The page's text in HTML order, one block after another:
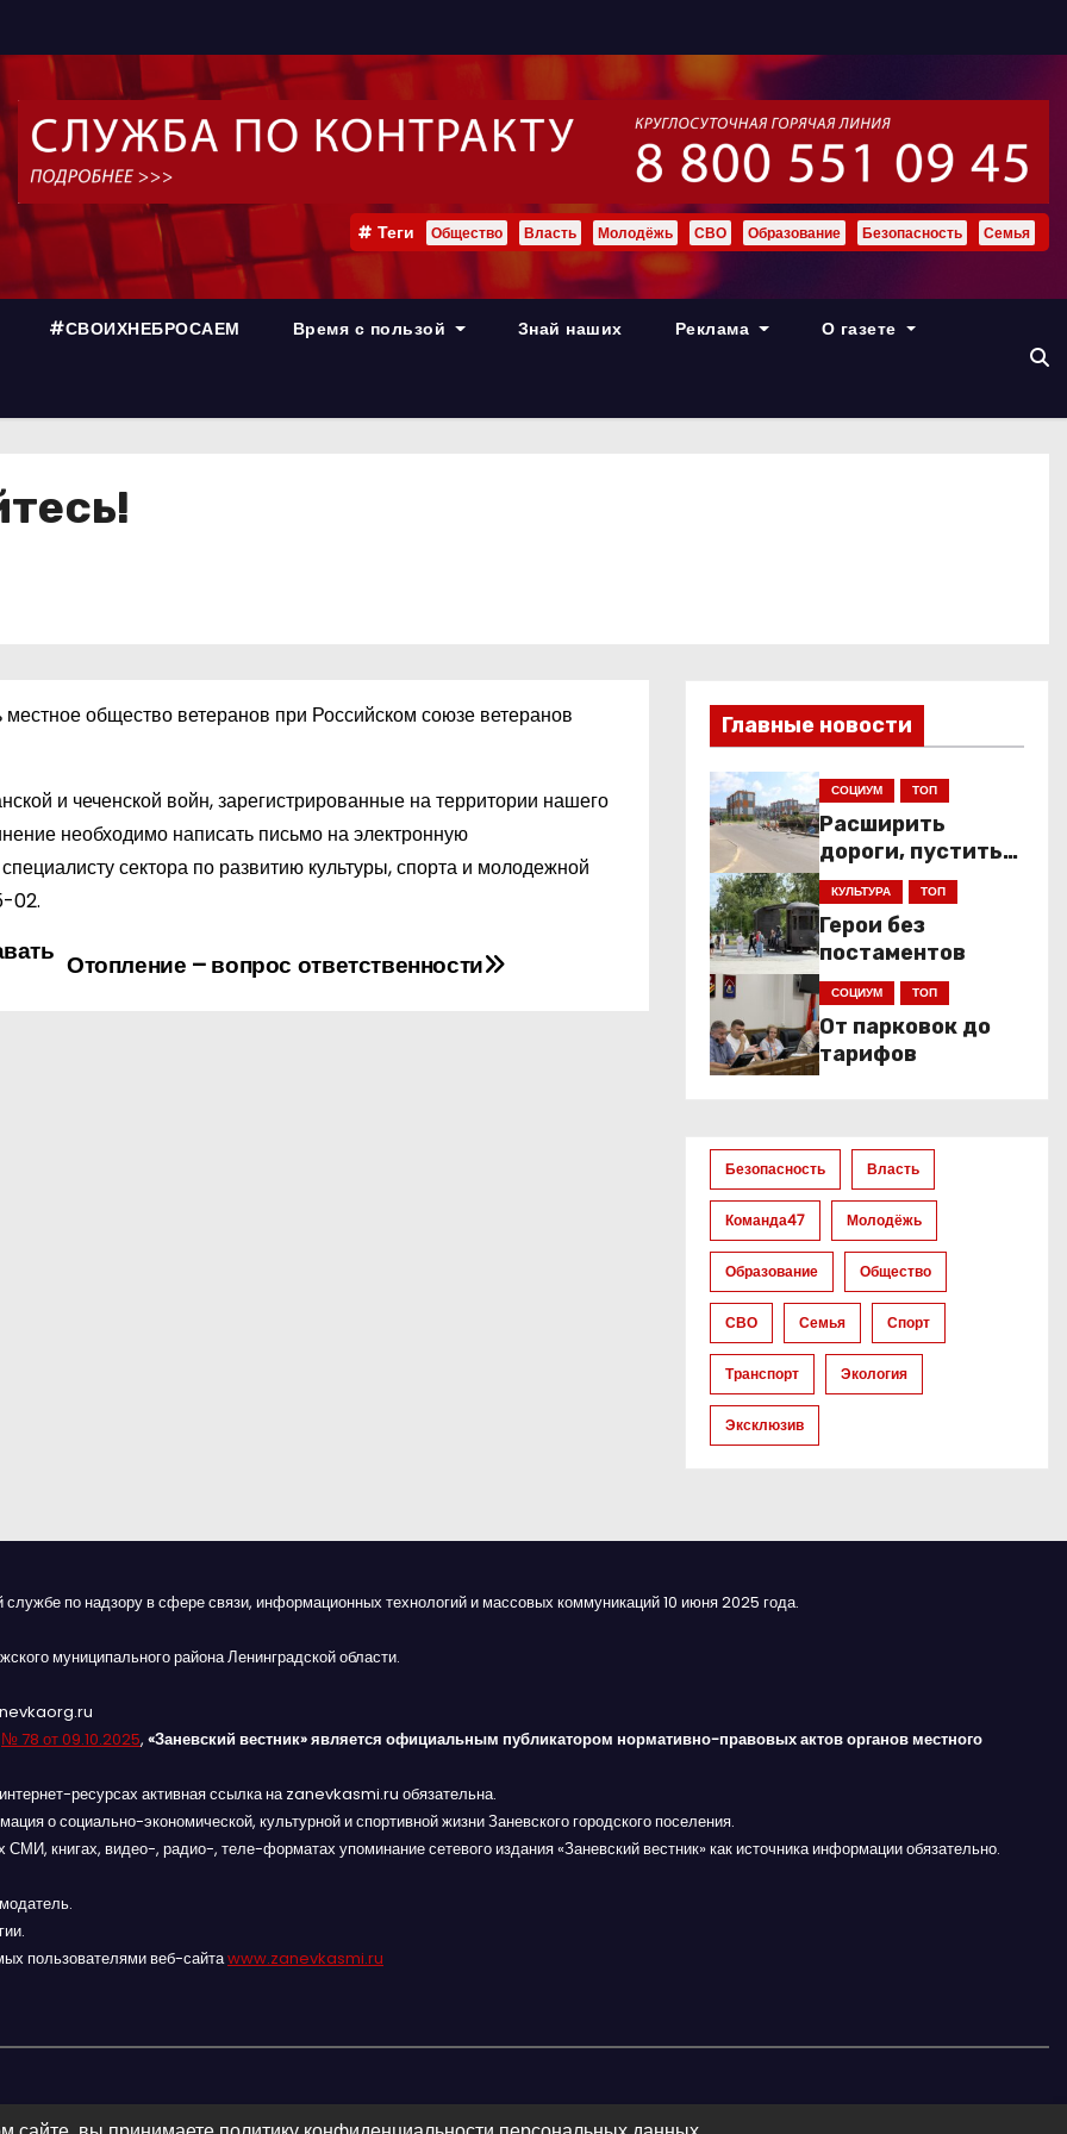
Теги Общество Власть Молодёжь СВО Образование Безопасность Семья
#СВОИХНЕБРОСАЕМ Время с пользой Знай наших Реклама О газете
общество ветеранов при Российском союзе ветеранов
и чеченской войн, зарегистрированные на территории нашего
необходимо написать письмо на электронную
сектора по развитию культуры, спорта и молодежной
02.
Отопление – вопрос ответственности
Главные новости
СОЦИУМ ТОП
Расширить
дороги, пустить
низкопольники
КУЛЬТУРА ТОП
Герои без
постаментов
СОЦИУМ ТОП
От парковок до
тарифов
Безопасность Власть
Команда47 Молодёжь
Образование Общество
СВО Семья Спорт
Транспорт Экология
Эксклюзив
службе по надзору в сфере связи, информационных технологий и массовых коммуникаций 10 июня 2025 года.
муниципального района Ленинградской области.
№ 78 от 09.10.2025, «Заневский вестник» является официальным публикатором нормативно-правовых актов органов местного
ресурсах активная ссылка на zanevkasmi.ru обязательна.
о социально-экономической, культурной и спортивной жизни Заневского городского поселения.
книгах, видео-, радио-, теле-форматах упоминание сетевого издания «Заневский вестник» как источника информации обязательно.
пользователями веб-сайтаwww.zanevkasmi.ru